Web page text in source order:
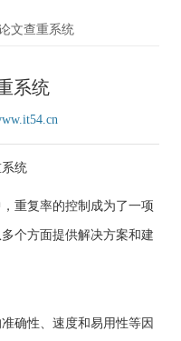
文查重系统
系统
重复率的控制成为了一项
个方面提供解决方案和建
确性、速度和易用性等因